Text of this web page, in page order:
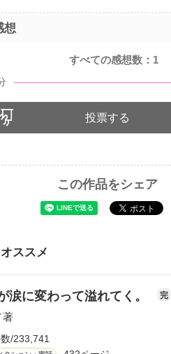
想
すべての感想数： 1
投票する
この作品をシェア
ススメ
涙に変わって溢れてく。 完
著
/233,741